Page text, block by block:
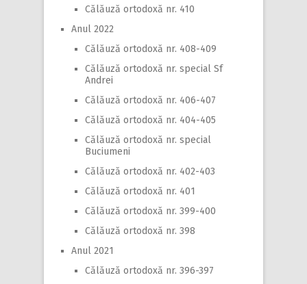
Călăuză ortodoxă nr. 410
Anul 2022
Călăuză ortodoxă nr. 408-409
Călăuză ortodoxă nr. special Sf
Andrei
Călăuză ortodoxă nr. 406-407
Călăuză ortodoxă nr. 404-405
Călăuză ortodoxă nr. special
Buciumeni
Călăuză ortodoxă nr. 402-403
Călăuză ortodoxă nr. 401
Călăuză ortodoxă nr. 399-400
Călăuză ortodoxă nr. 398
Anul 2021
Călăuză ortodoxă nr. 396-397